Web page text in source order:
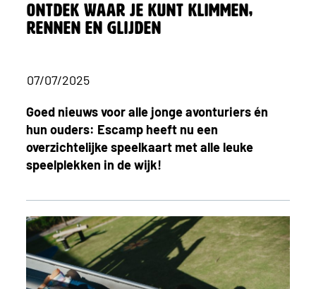
Ontdek waar je kunt klimmen,
rennen en glijden
07/07/2025
Goed nieuws voor alle jonge avonturiers én
hun ouders: Escamp heeft nu een
overzichtelijke speelkaart met alle leuke
speelplekken in de wijk!